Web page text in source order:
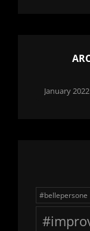
Archivio
#bellepersone